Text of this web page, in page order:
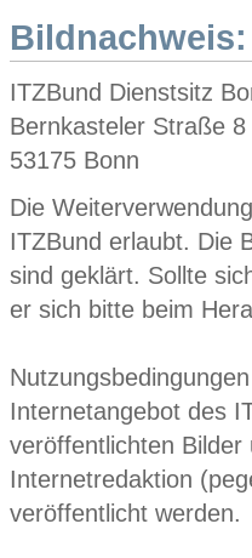
Bildnachweis:
ITZBund Dienstsitz
Bernkasteler Straße 8
53175 Bonn
Die
ITZBund erlaubt. Die
sind geklärt. Sollte
er sich bitte beim
Internetangebot des
veröffentlichten
Internetredaktion
veröffentlicht werden.